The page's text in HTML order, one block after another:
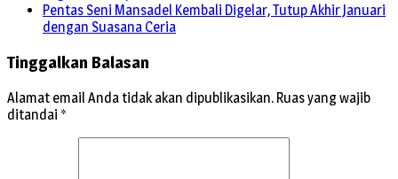
Pentas Seni Mansadel Kembali Digelar, Tutup Akhir Januari
dengan Suasana Ceria
Tinggalkan Balasan
Alamat email Anda tidak akan dipublikasikan. Ruas yang wajib
ditandai *